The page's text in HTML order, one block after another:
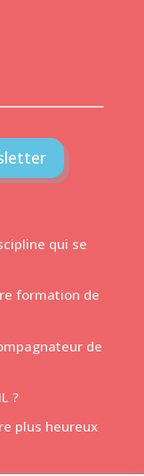
qui se
formation de
de
?
plus heureux